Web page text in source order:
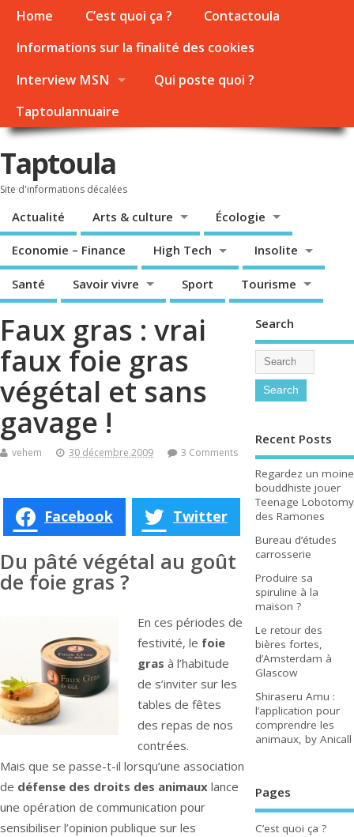
Home C’est quoi ça ?
Contactoula
Informations sur la finalité des cookies
Interview MSN
Qui poste quoi ?
Taptoulannuaire
Taptoula
Site d'informations décalées
Actualité Arts & culture Écologie
Economie – Finance High Tech Insolite
Santé Savoir vivre Sport Tourisme
Faux gras : vrai
faux foie gras
végétal et sans
gavage !
vehem 30 décembre 2009 3 Comments
Facebook Twitter
Du pâté végétal au goût
de foie gras ?
En ces périodes de
festivité, le foie
gras à l’habitude
de s’inviter sur les
tables de fêtes
des repas de nos
contrées.
Mais que se passe-t-il lorsqu’une association
de défense des droits des animaux lance
une opération de communication pour
sensibiliser l’opinion publique sur les
Search
Recent Posts
Regardez un moine
bouddhiste jouer
Teenage Lobotomy
des Ramones
Bureau d’études
carrosserie
Produire sa
spiruline à la
maison ?
Le retour des
bières fortes,
d’Amsterdam à
Glascow
Shiraseru Amu :
l’application pour
comprendre les
animaux, by Anicall
Pages
C’est quoi ça ?